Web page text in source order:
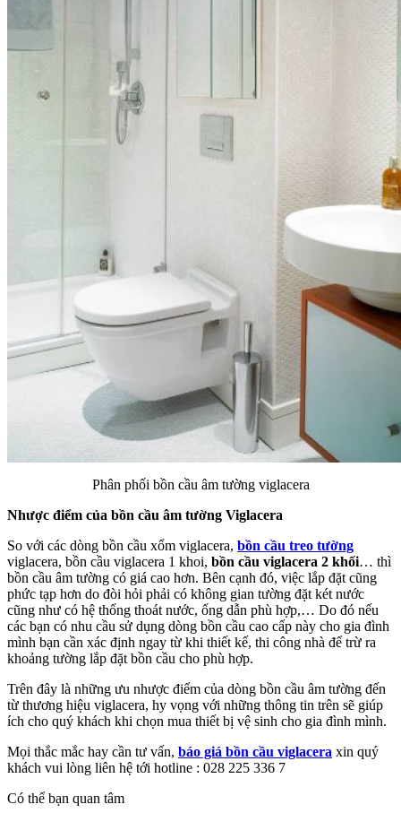
Phân phối bồn cầu âm tường viglacera
Nhược điểm của bồn cầu âm tường Viglacera
So với các dòng bồn cầu xổm viglacera, bồn cầu treo tường
viglacera, bồn cầu viglacera 1 khoi, bồn cầu viglacera 2 khối… thì
bồn cầu âm tường có giá cao hơn. Bên cạnh đó, việc lắp đặt cũng
phức tạp hơn do đòi hỏi phải có không gian tường đặt két nước
cũng như có hệ thống thoát nước, ống dẫn phù hợp,… Do đó nếu
các bạn có nhu cầu sử dụng dòng bồn cầu cao cấp này cho gia đình
mình bạn cần xác định ngay từ khi thiết kế, thi công nhà để trừ ra
khoảng tường lắp đặt bồn cầu cho phù hợp.
Trên đây là những ưu nhược điểm của dòng bồn cầu âm tường đến
từ thương hiệu viglacera, hy vọng với những thông tin trên sẽ giúp
ích cho quý khách khi chọn mua thiết bị vệ sinh cho gia đình mình.
Mọi thắc mắc hay cần tư vấn, báo giá bồn cầu viglacera xin quý
khách vui lòng liên hệ tới hotline : 028 225 336 7
Có thể bạn quan tâm